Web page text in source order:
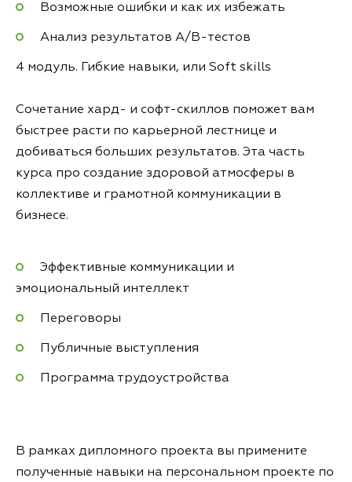
Возможные ошибки и как их избежать
Анализ результатов А/B-тестов
4 модуль. Гибкие навыки, или Soft skills
Сочетание хард- и софт-скиллов поможет вам
быстрее расти по карьерной лестнице и
добиваться больших результатов. Эта часть
курса про создание здоровой атмосферы в
коллективе и грамотной коммуникации в
бизнесе.
Эффективные коммуникации и
эмоциональный интеллект
Переговоры
Публичные выступления
Программа трудоустройства
В рамках дипломного проекта вы примените
полученные навыки на персональном проекте по